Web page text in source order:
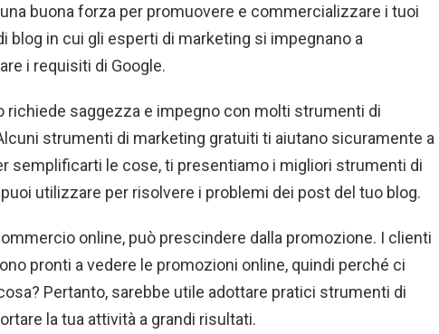
buona forza per promuovere e commercializzare i tuoi
blog in cui gli esperti di marketing si impegnano a
i requisiti di Google.
richiede saggezza e impegno con molti strumenti di
strumenti di marketing gratuiti ti aiutano sicuramente a
semplificarti le cose, ti presentiamo i migliori strumenti di
utilizzare per risolvere i problemi dei post del tuo blog.
online, può prescindere dalla promozione. I clienti
pronti a vedere le promozioni online, quindi perché ci
Pertanto, sarebbe utile adottare pratici strumenti di
la tua attività a grandi risultati.